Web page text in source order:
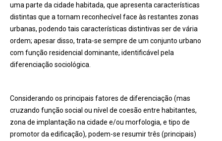
uma parte da cidade habitada, que apresenta características
distintas que a tornam reconhecível face às restantes zonas
urbanas, podendo tais características distintivas ser de vária
ordem; apesar disso, trata-se sempre de um conjunto urbano
com função residencial dominante, identificável pela
diferenciação sociológica.
Considerando os principais fatores de diferenciação (mas
cruzando função social ou nível de coesão entre habitantes,
zona de implantação na cidade e/ou morfologia, e tipo de
promotor da edificação), podem-se resumir três (principais)